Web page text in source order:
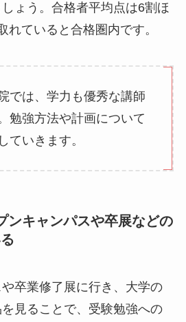
ょう。合格者平均点は6割ほ
れていると合格圏内です。
では、学力も優秀な講師
勉強方法や計画について
ていきます。
ンキャンパスや卒展などの
卒業修了展に行き、大学の
見ることで、受験勉強への